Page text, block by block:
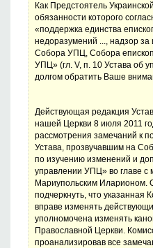
Как Предстоятель
обязанности которого
«поддержка единства
недоразумений ..., надзор
Собора УПЦ, Собора
УПЦ» (гл. V, п. 10 Устава об
долгом обратить Ваше
Действующая редакция
нашей Церкви 8 июля 2011
рассмотрения замечаний к
Устава, прозвучавшим на
по изучению изменений и
управлении УПЦ» во главе с
Мариупольским Иларионом.
подчеркнуть, что указанная
вправе изменять
уполномочена изменять
Православной Церкви.
проанализировав все